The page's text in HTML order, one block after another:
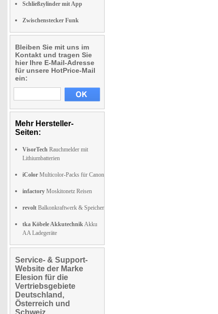
Schließzylinder mit App
Zwischenstecker Funk
Bleiben Sie mit uns im
Kontakt und tragen Sie
hier Ihre E-Mail-Adresse
für unsere HotPrice-Mail
ein:
Mehr Hersteller-
Seiten:
VisorTech Rauchmelder mit
Lithiumbatterien
iColor Multicolor-Packs für Canon
infactory Moskitonetz Reisen
revolt Balkonkraftwerk & Speicher
tka Köbele AkkutechnikAkku
AA Ladegeräte
Service- & Support-
Website der Marke
Elesion für die
Vertriebsgebiete
Deutschland,
Österreich und
Schweiz